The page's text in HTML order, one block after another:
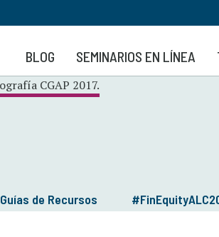
al
contenido
principal
BLOG SEMINARIOS EN LÍNEA
Guías de Recursos